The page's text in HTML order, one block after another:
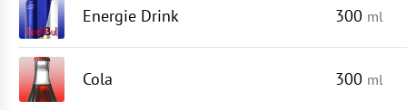
Energie Drink 300 ml
Cola 300 ml